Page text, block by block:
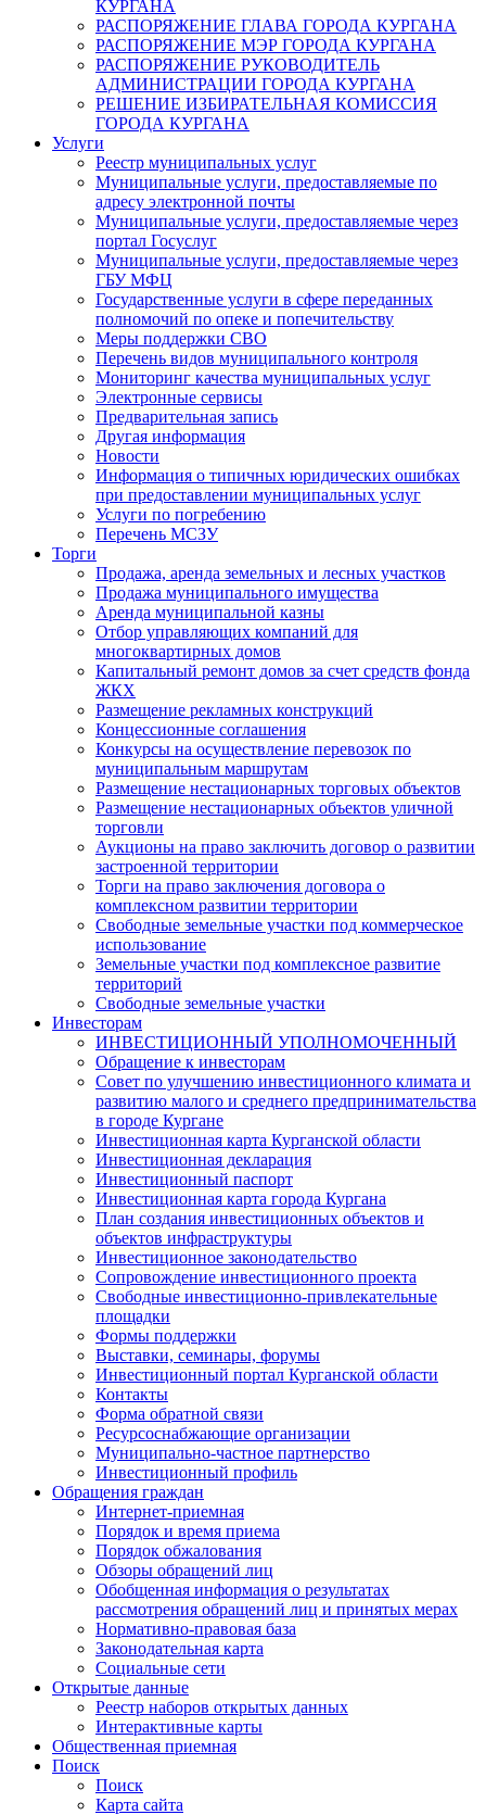
КУРГАНА
РАСПОРЯЖЕНИЕ ГЛАВА ГОРОДА КУРГАНА
РАСПОРЯЖЕНИЕ МЭР ГОРОДА КУРГАНА
РАСПОРЯЖЕНИЕ РУКОВОДИТЕЛЬ
АДМИНИСТРАЦИИ ГОРОДА КУРГАНА
РЕШЕНИЕ ИЗБИРАТЕЛЬНАЯ КОМИССИЯ
ГОРОДА КУРГАНА
Услуги
Реестр муниципальных услуг
Муниципальные услуги, предоставляемые по
адресу электронной почты
Муниципальные услуги, предоставляемые через
портал Госуслуг
Муниципальные услуги, предоставляемые через
ГБУ МФЦ
Государственные услуги в сфере переданных
полномочий по опеке и попечительству
Меры поддержки СВО
Перечень видов муниципального контроля
Мониторинг качества муниципальных услуг
Электронные сервисы
Предварительная запись
Другая информация
Новости
Информация о типичных юридических ошибках
при предоставлении муниципальных услуг
Услуги по погребению
Перечень МСЗУ
Торги
Продажа, аренда земельных и лесных участков
Продажа муниципального имущества
Аренда муниципальной казны
Отбор управляющих компаний для
многоквартирных домов
Капитальный ремонт домов за счет средств фонда
ЖКХ
Размещение рекламных конструкций
Концессионные соглашения
Конкурсы на осуществление перевозок по
муниципальным маршрутам
Размещение нестационарных торговых объектов
Размещение нестационарных объектов уличной
торговли
Аукционы на право заключить договор о развитии
застроенной территории
Торги на право заключения договора о
комплексном развитии территории
Свободные земельные участки под коммерческое
использование
Земельные участки под комплексное развитие
территорий
Свободные земельные участки
Инвесторам
ИНВЕСТИЦИОННЫЙ УПОЛНОМОЧЕННЫЙ
Обращение к инвесторам
Совет по улучшению инвестиционного климата и
развитию малого и среднего предпринимательства
в городе Кургане
Инвестиционная карта Курганской области
Инвестиционная декларация
Инвестиционный паспорт
Инвестиционная карта города Кургана
План создания инвестиционных объектов и
объектов инфраструктуры
Инвестиционное законодательство
Сопровождение инвестиционного проекта
Свободные инвестиционно-привлекательные
площадки
Формы поддержки
Выставки, семинары, форумы
Инвестиционный портал Курганской области
Контакты
Форма обратной связи
Ресурсоснабжающие организации
Муниципально-частное партнерство
Инвестиционный профиль
Обращения граждан
Интернет-приемная
Порядок и время приема
Порядок обжалования
Обзоры обращений лиц
Обобщенная информация о результатах
рассмотрения обращений лиц и принятых мерах
Нормативно-правовая база
Законодательная карта
Социальные сети
Открытые данные
Реестр наборов открытых данных
Интерактивные карты
Общественная приемная
Поиск
Поиск
Карта сайта